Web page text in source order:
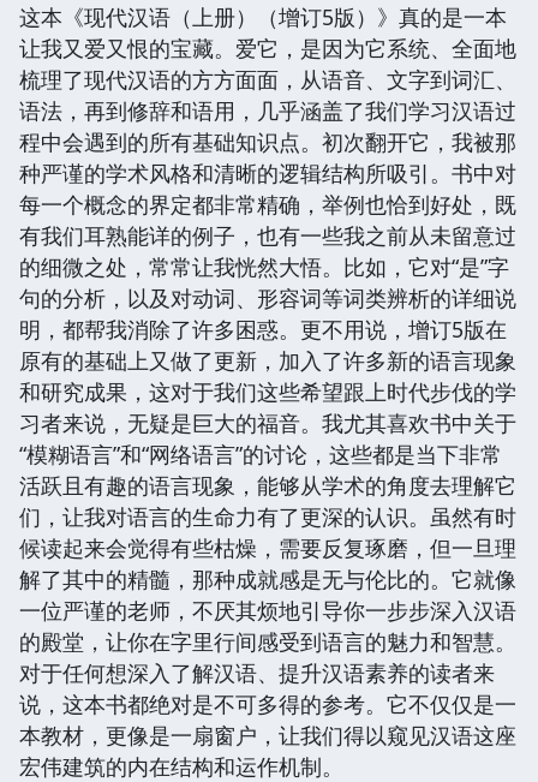
这本《现代汉语（上册）（增订5版）》真的是一本
让我又爱又恨的宝藏。爱它，是因为它系统、全面地
梳理了现代汉语的方方面面，从语音、文字到词汇、
语法，再到修辞和语用，几乎涵盖了我们学习汉语过
程中会遇到的所有基础知识点。初次翻开它，我被那
种严谨的学术风格和清晰的逻辑结构所吸引。书中对
每一个概念的界定都非常精确，举例也恰到好处，既
有我们耳熟能详的例子，也有一些我之前从未留意过
的细微之处，常常让我恍然大悟。比如，它对“是”字
句的分析，以及对动词、形容词等词类辨析的详细说
明，都帮我消除了许多困惑。更不用说，增订5版在
原有的基础上又做了更新，加入了许多新的语言现象
和研究成果，这对于我们这些希望跟上时代步伐的学
习者来说，无疑是巨大的福音。我尤其喜欢书中关于
“模糊语言”和“网络语言”的讨论，这些都是当下非常
活跃且有趣的语言现象，能够从学术的角度去理解它
们，让我对语言的生命力有了更深的认识。虽然有时
候读起来会觉得有些枯燥，需要反复琢磨，但一旦理
解了其中的精髓，那种成就感是无与伦比的。它就像
一位严谨的老师，不厌其烦地引导你一步步深入汉语
的殿堂，让你在字里行间感受到语言的魅力和智慧。
对于任何想深入了解汉语、提升汉语素养的读者来
说，这本书都绝对是不可多得的参考。它不仅仅是一
本教材，更像是一扇窗户，让我们得以窥见汉语这座
宏伟建筑的内在结构和运作机制。